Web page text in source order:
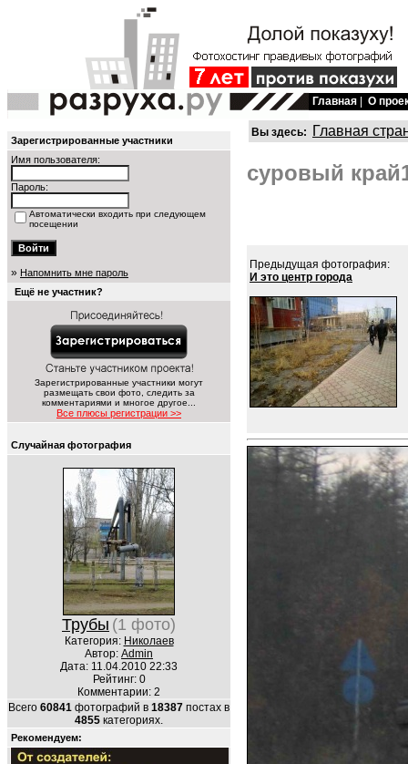
Главная О
Зарегистрированные участники
Имя пользователя:
Пароль:
Автоматически входить при следующем
посещении
» Напомнить мне пароль
Ещё не участник?
Зарегистрированные участники могут
размещать свои фото, следить за
комментариями и многое другое...
Все плюсы регистрации >>
Случайная фотография
Трубы (1 фото)
Категория: Николаев
Автор: Admin
Дата: 11.04.2010 22:33
Рейтинг: 0
Комментарии: 2
Всего 60841 фотографий в 18387 постах в
4855 категориях.
Рекомендуем:
Вы здесь: Главная
суровый
Предыдущая фотография:
И это центр города